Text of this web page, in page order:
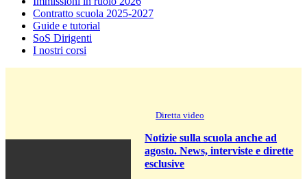
Contratto scuola 2025-2027
Guide e tutorial
SoS Dirigenti
I nostri corsi
Diretta video
Notizie sulla scuola anche ad
agosto. News, interviste e dirette
esclusive